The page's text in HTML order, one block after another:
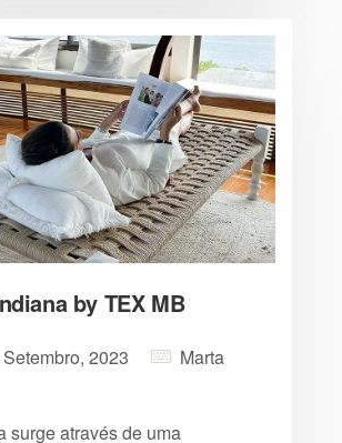
by TEX MB
2023
Marta
surge através de uma